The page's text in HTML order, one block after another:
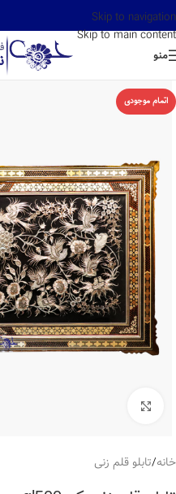
Skip to navigation
Skip to main content
منو
اتمام موجودی
خانه/تابلو قلم زنی